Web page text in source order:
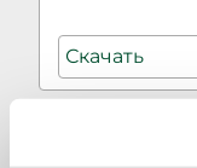
Скачать